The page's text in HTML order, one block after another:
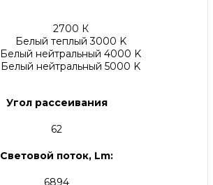
2700 К
Белый теплый 3000 K
Белый нейтральный 4000 K
Белый нейтральный 5000 K
Угол рассеивания
62
Световой поток, Lm:
6894